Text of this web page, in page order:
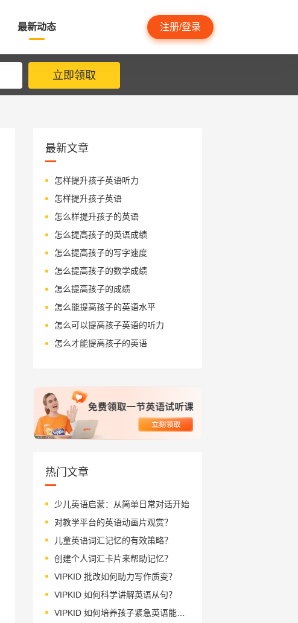
最新动态 注册/登录
立即领取
最新文章
怎样提升孩子英语听力
怎样提升孩子英语
怎么样提升孩子的英语
怎么提高孩子的英语成绩
怎么提高孩子的写字速度
怎么提高孩子的数学成绩
怎么提高孩子的成绩
怎么能提高孩子的英语水平
怎么可以提高孩子英语的听力
怎么才能提高孩子的英语
热门文章
少儿英语启蒙：从简单日常对话开始
对教学平台的英语动画片观赏？
儿童英语词汇记忆的有效策略？
创建个人词汇卡片来帮助记忆？
VIPKID 批改如何助力写作质变？
VIPKID 如何科学讲解英语从句？
VIPKID 如何培养孩子紧急英语能力？